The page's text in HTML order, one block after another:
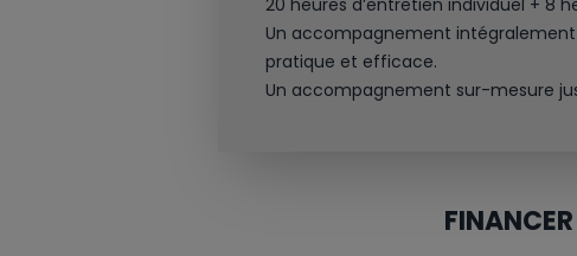
Un accompagnement
pratique et efficace.
Un accompagnement sur-mesure